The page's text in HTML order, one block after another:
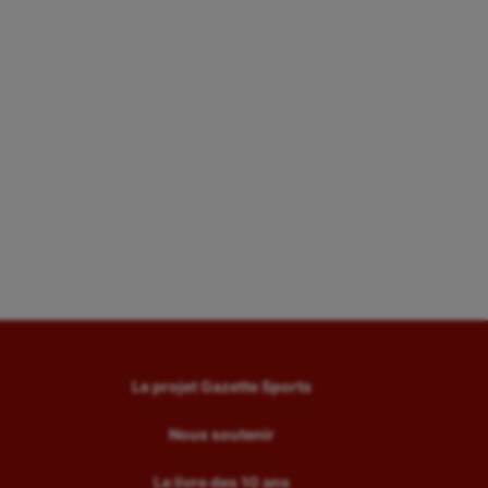
Le projet Gazette Sports
Nous soutenir
Le livre des 10 ans